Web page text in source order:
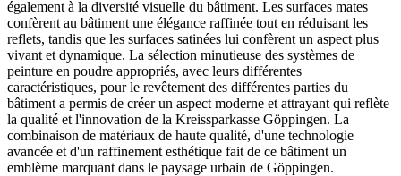
également à la diversité visuelle du bâtiment. Les surfaces mates
confèrent au bâtiment une élégance raffinée tout en réduisant les
reflets, tandis que les surfaces satinées lui confèrent un aspect plus
vivant et dynamique. La sélection minutieuse des systèmes de
peinture en poudre appropriés, avec leurs différentes
caractéristiques, pour le revêtement des différentes parties du
bâtiment a permis de créer un aspect moderne et attrayant qui reflète
la qualité et l'innovation de la Kreissparkasse Göppingen. La
combinaison de matériaux de haute qualité, d'une technologie
avancée et d'un raffinement esthétique fait de ce bâtiment un
emblème marquant dans le paysage urbain de Göppingen.